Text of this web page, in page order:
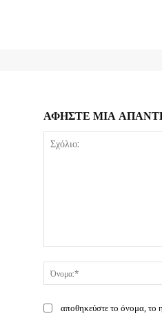
ΑΦΗΣΤΕ ΜΙΑ
αποθηκεύστε το όνομα, το